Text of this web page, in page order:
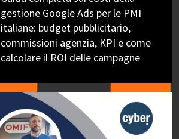
gestione Google Ads per le PMI
italiane: budget pubblicitario,
commissioni agenzia, KPI e come
calcolare il ROI delle campagne